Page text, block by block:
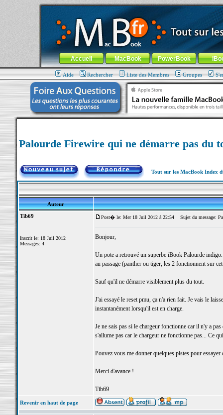
MacBook-fr.com : 100% Apple... 100% nomade !
Aller au contenu-Aller au menu général-Aller au menu de
Menu général
Accueil MacBook PowerBook
Aide Rechercher Liste des Membres Groupes
Palourde Firewire qui ne démarre pas du
Tout sur les MacBook Index
Auteur
Tib69
Inscrit le: 18 Juil 2012
Messages: 4
Post� le: Mer 18 Juil 2012 à 22:54 Sujet du message:
Bonjour,
Un pote a retrouvé un superbe iBook Palourde
au passage (panther ou tiger, les 2 fonctionnent sur
Sauf qu'il ne démarre visiblement plus du tout.
J'ai essayé le reset pmu, ça n'a rien fait. Je vais le
instantanément lorsqu'il est en charge.
Je ne sais pas si le chargeur fonctionne car il n'y a
s'allume pas car le chargeur ne fonctionne pas... Ce
Pouvez vous me donner quelques pistes pour essayer
Merci d'avance !
Tib69
Revenir en haut de page